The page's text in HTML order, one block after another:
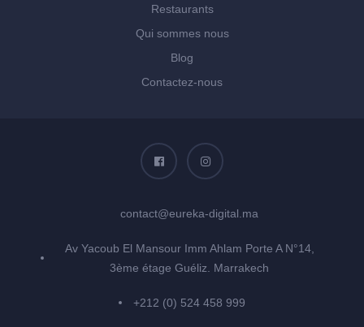
Restaurants
Qui sommes nous
Blog
Contactez-nous
contact@eureka-digital.ma
Av Yacoub El Mansour Imm Ahlam Porte A N°14,
3ème étage Guéliz. Marrakech
+212 (0) 524 458 999